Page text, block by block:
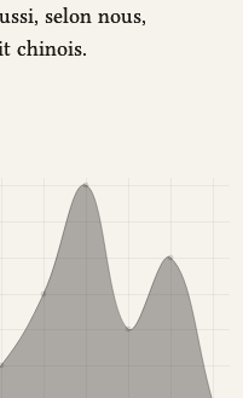
selon nous,
chinois.